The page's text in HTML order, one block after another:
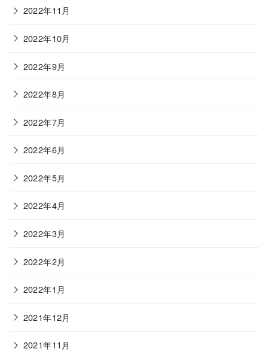
2022年11月
2022年10月
2022年9月
2022年8月
2022年7月
2022年6月
2022年5月
2022年4月
2022年3月
2022年2月
2022年1月
2021年12月
2021年11月